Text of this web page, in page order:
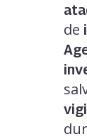
de